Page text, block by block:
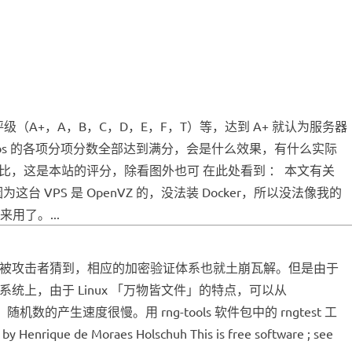
（A+，A，B，C，D，E，F，T）等，达到 A+ 就认为服务器
的各项分项分数全部达到满分，会是什么效果，有什么实际
，这是本站的评分，除看图外也可 在此处看到 ： 本文有关
这台 VPS 是 OpenVZ 的，没法装 Docker，所以没法像我的
用了。...
攻击者猜到，相应的加密验证体系也就土崩瓦解。但是由于
统上，由于 Linux 「万物皆文件」的特点，可以从
机数的产生速度很慢。用 rng-tools 软件包中的 rngtest 工
Henrique de Moraes Holschuh This is free software ; see